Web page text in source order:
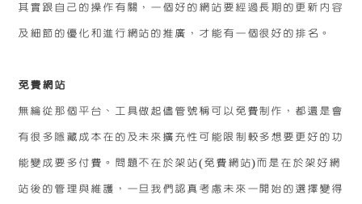
其實跟自己的操作有關，一個好的網站要經過長期的更新內容
及細節的優化和進行網站的推廣，才能有一個很好的排名。
免費網站
無綸從那個平台、工具做起儘管號稱可以免費制作，都還是會
有很多隱藏成本在的及未來擴充性可能限制較多想要更好的功
能變成要多付費。問題不在於架站(免費網站)而是在於架好網
站後的管理與維護，一旦我們認真考慮未來一開始的選擇變得